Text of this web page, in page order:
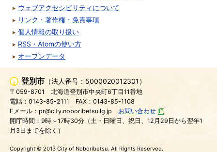
ウェブアクセシビリティについて
リンク・著作権・免責事項
個人情報の取り扱い
RSS・Atomの使い方
オープンデータ
登別市 （法人番号：5000020012301）
〒059-8701
北海道登別市中央町6丁目11番地
電話：0143-85-2111
FAX：0143-85-1108
Eメール：pr@city.noboribetsu.lg.jp
お問い合わせ
開庁時間：9時～17時30分（土・日曜日、祝日、12月29日から翌年1
月3日までを除く）
Copyright © 2013 City of Noboribetsu. All Rights Reserved.